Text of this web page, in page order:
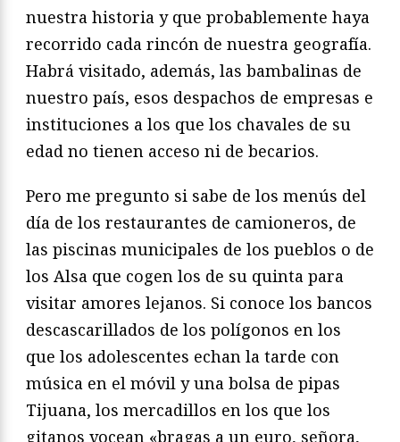
nuestra historia y que probablemente haya
recorrido cada rincón de nuestra geografía.
Habrá visitado, además, las bambalinas de
nuestro país, esos despachos de empresas e
instituciones a los que los chavales de su
edad no tienen acceso ni de becarios.
Pero me pregunto si sabe de los menús del
día de los restaurantes de camioneros, de
las piscinas municipales de los pueblos o de
los Alsa que cogen los de su quinta para
visitar amores lejanos. Si conoce los bancos
descascarillados de los polígonos en los
que los adolescentes echan la tarde con
música en el móvil y una bolsa de pipas
Tijuana, los mercadillos en los que los
gitanos vocean «bragas a un euro, señora,